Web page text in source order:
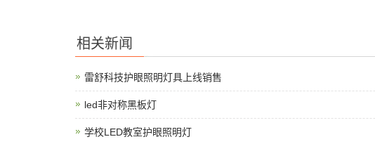
相关新闻
雷舒科技护眼照明灯具上线销售
led非对称黑板灯
学校LED教室护眼照明灯